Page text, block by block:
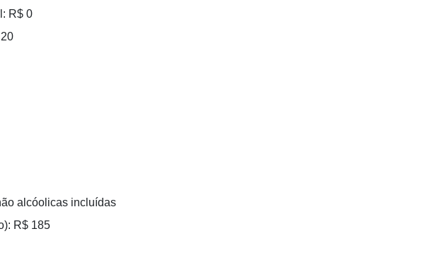
R$ 0
alcóolicas incluídas
R$ 185